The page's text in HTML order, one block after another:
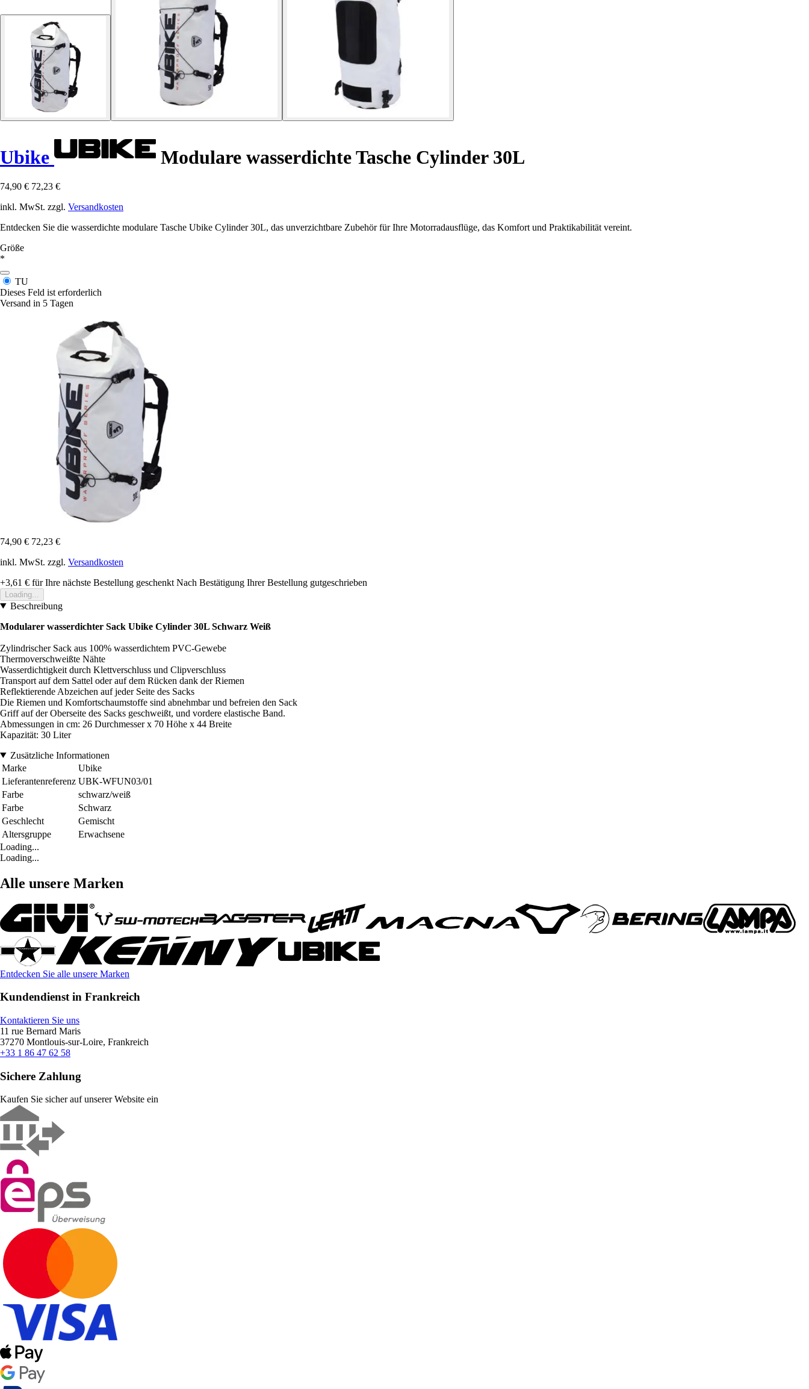
Ubike Modulare wasserdichte Tasche Cylinder 30L
74,90 € 72,23 €
inkl. MwSt. zzgl. Versandkosten
Entdecken Sie die wasserdichte modulare Tasche Ubike Cylinder 30L, das unverzichtbare Zubehör für Ihre Motorradausflüge, das Komfort und Praktikabilität vereint.
Größe
*
TU
Dieses Feld ist erforderlich
Versand in 5 Tagen
74,90 € 72,23 €
inkl. MwSt. zzgl. Versandkosten
+3,61 € für Ihre nächste Bestellung geschenkt Nach Bestätigung Ihrer Bestellung gutgeschrieben
Loading...
Beschreibung
Modularer wasserdichter Sack Ubike Cylinder 30L Schwarz Weiß
Zylindrischer Sack aus 100% wasserdichtem PVC-Gewebe
Thermoverschweißte Nähte
Wasserdichtigkeit durch Klettverschluss und Clipverschluss
Transport auf dem Sattel oder auf dem Rücken dank der Riemen
Reflektierende Abzeichen auf jeder Seite des Sacks
Die Riemen und Komfortschaumstoffe sind abnehmbar und befreien den Sack
Griff auf der Oberseite des Sacks geschweißt, und vordere elastische Band.
Abmessungen in cm: 26 Durchmesser x 70 Höhe x 44 Breite
Kapazität: 30 Liter
Zusätzliche Informationen
Marke
Ubike
Lieferantenreferenz UBK-WFUN03/01
Farbe
schwarz/weiß
Farbe
Schwarz
Geschlecht
Gemischt
Altersgruppe
Erwachsene
Loading...
Loading...
Alle unsere Marken
Entdecken Sie alle unsere Marken
Kundendienst in Frankreich
Kontaktieren Sie uns
11 rue Bernard Maris
37270 Montlouis-sur-Loire, Frankreich
+33 1 86 47 62 58
Sichere Zahlung
Kaufen Sie sicher auf unserer Website ein